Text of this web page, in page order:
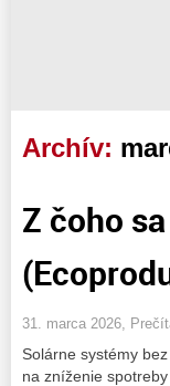
Archív:
Z čoho
31. marca 2026,
Solárne systémy
na zníženie